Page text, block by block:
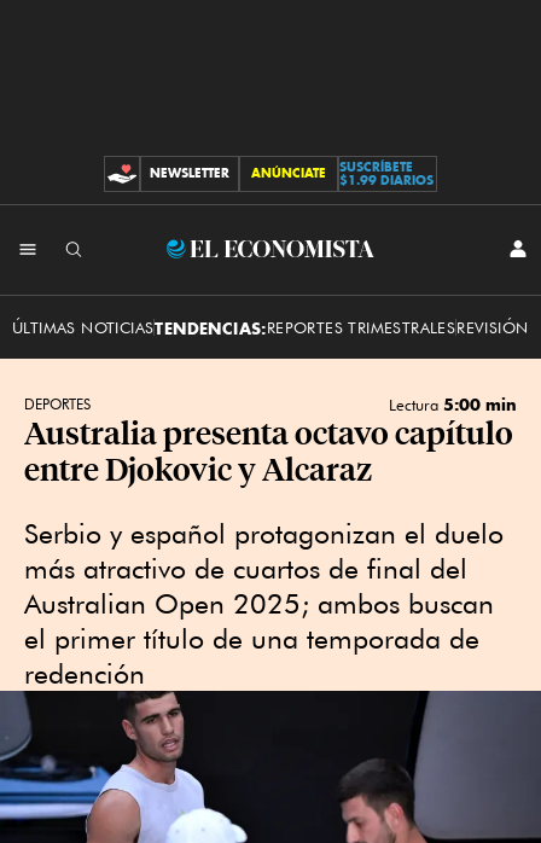
CONTRIBUCIONES
NEWSLETTER ANÚNCIATE
SUSCRÍBETE
$1.99 DIARIOS
El
ÚLTIMAS NOTICIASTENDENCIAS:REPORTES TRIMESTRALESREVISIÓN
DEPORTES Lectura 5:00 min
Australia presenta octavo capítulo
entre Djokovic y Alcaraz
Serbio y español protagonizan el duelo
más atractivo de cuartos de final del
Australian Open 2025; ambos buscan
el primer título de una temporada de
redención